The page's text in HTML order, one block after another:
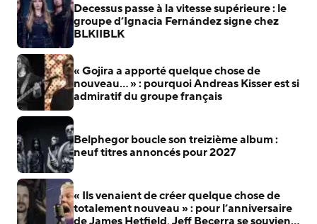
Decessus passe à la vitesse supérieure : le
groupe d’Ignacia Fernández signe chez
BLKIIBLK
« Gojira a apporté quelque chose de
nouveau… » : pourquoi Andreas Kisser est si
admiratif du groupe français
Belphegor boucle son treizième album :
neuf titres annoncés pour 2027
« Ils venaient de créer quelque chose de
totalement nouveau » : pour l’anniversaire